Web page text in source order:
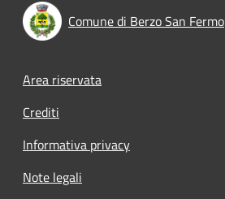
Comune di Berzo San Fermo
Footer menu
Area riservata
Crediti
Informativa privacy
Note legali